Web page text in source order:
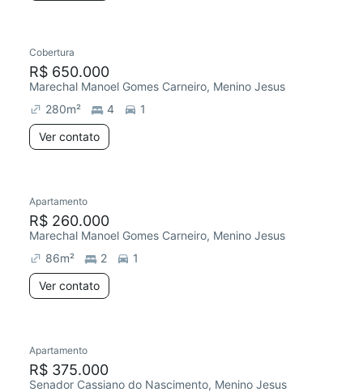
Chegou este mês
Cobertura
R$ 650.000
Marechal Manoel Gomes Carneiro, Menino Jesus
280m² 4
1
Ver contato
Chegou este mês
Apartamento
R$ 260.000
Marechal Manoel Gomes Carneiro, Menino Jesus
86m² 2
1
Ver contato
Chegou este mês
Apartamento
R$ 375.000
Senador Cassiano do Nascimento, Menino Jesus